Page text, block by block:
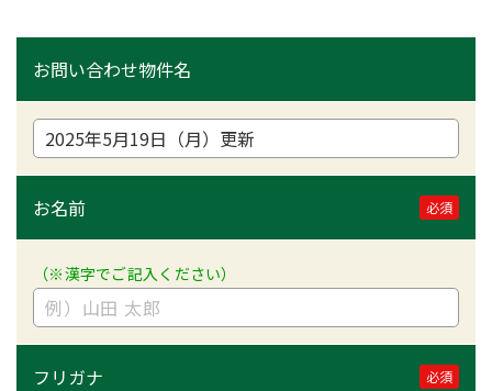
お問い合わせ物件名
お名前 必須
（※漢字でご記入ください）
フリガナ 必須